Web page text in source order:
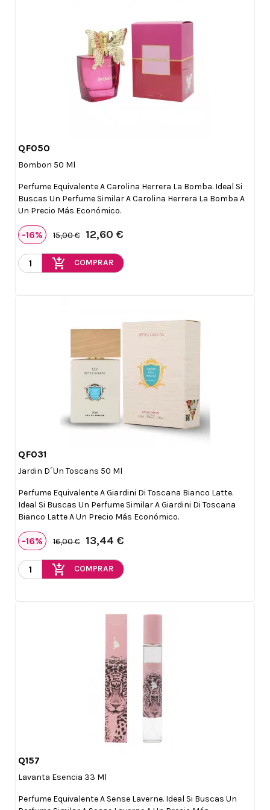
QF050
Bombon 50 Ml
Perfume Equivalente A Carolina Herrera La Bomba. Ideal Si
Buscas Un Perfume Similar A Carolina Herrera La Bomba A
Un Precio Más Económico.
-16% 15,00 € 12,60 €
add_shopping_cart COMPRAR
QF031
Jardin D´un Toscans 50 Ml
Perfume Equivalente A Giardini Di Toscana Bianco Latte.
Ideal Si Buscas Un Perfume Similar A Giardini Di Toscana
Bianco Latte A Un Precio Más Económico.
-16% 16,00 € 13,44 €
add_shopping_cart COMPRAR
Q157
Lavanta Esencia 33 Ml
Perfume Equivalente A Sense Laverne. Ideal Si Buscas Un